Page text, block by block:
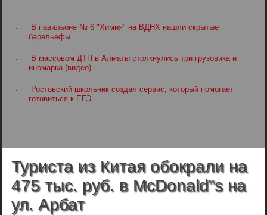
В павильоне № 6 "Химия" на ВДНХ нашли скрытые
барельефы
В массовом ДТП в Алматы столкнулись три грузовика и
иномарка (видео)
Ростовский школьник создал сервис, который помогает
готовиться к ЕГЭ
Туриста из Китая обокрали на
475 тыс. руб. в McDonald"s на
ул. Арбат